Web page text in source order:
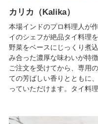
カリカ（Kalika）
本場インドのプロ料理人が
イのシェフが絶品タイ料理
野菜をベースにじっくり煮
み合った濃厚な味わいが特
ご注文を受けてから、専用
ての芳ばしい香りとともに
っていただけます。タイ料